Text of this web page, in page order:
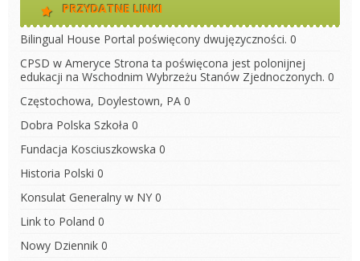
PRZYDATNE LINKI
Bilingual House Portal poświęcony dwujęzyczności. 0
CPSD w Ameryce Strona ta poświęcona jest polonijnej
edukacji na Wschodnim Wybrzeżu Stanów Zjednoczonych. 0
Częstochowa, Doylestown, PA 0
Dobra Polska Szkoła 0
Fundacja Kosciuszkowska 0
Historia Polski 0
Konsulat Generalny w NY 0
Link to Poland 0
Nowy Dziennik 0